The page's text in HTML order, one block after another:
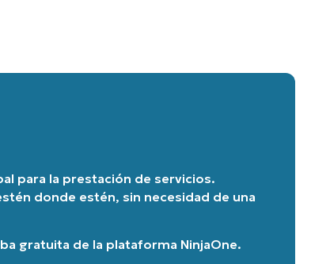
para la prestación de servicios.
donde estén, sin necesidad de una
gratuita de la plataforma NinjaOne.